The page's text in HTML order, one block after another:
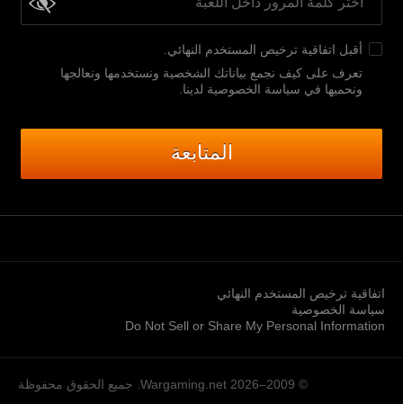
أقبل اتفاقية ترخيص المستخدم النهائي
تعرف على كيف نجمع بياناتك الشخصية ونستخدمها ونعالجها
ونحميها في سياسة الخصوصية لدينا
المتابعة
اتفاقية ترخيص المستخدم النهائي
سياسة الخصوصية
Do Not Sell or Share My Personal Information
© 2009–2026
Wargaming.net. جميع الحقوق محفوظة